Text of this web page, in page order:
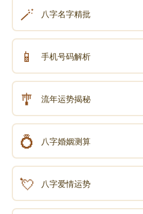
🪄 八字名字精批
📱 手机号码解析
🎐 流年运势揭秘
💍 八字婚姻测算
💘 八字爱情运势